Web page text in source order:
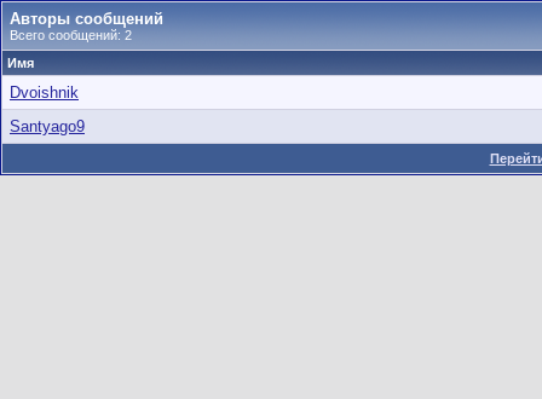
Авторы сообщений
Всего сообщений: 2
Имя
Dvoishnik
Santyago9